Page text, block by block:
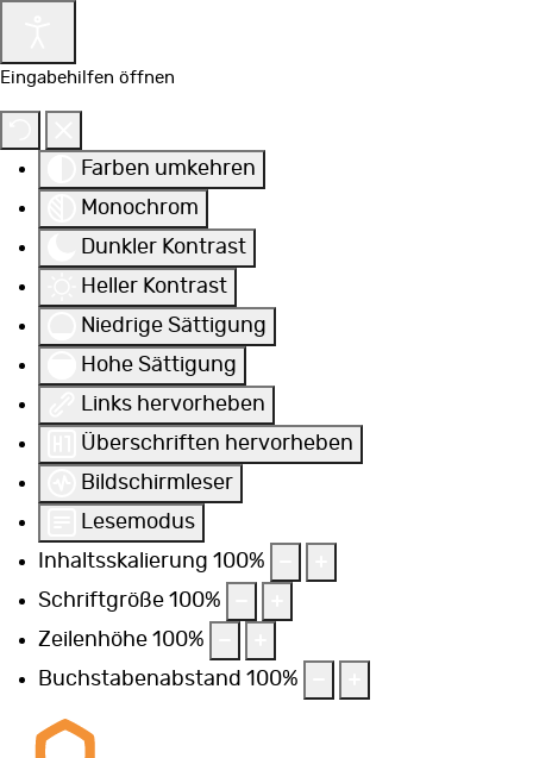
Eingabehilfen öffnen
Farben umkehren
Monochrom
Dunkler Kontrast
Heller Kontrast
Niedrige Sättigung
Hohe Sättigung
Links hervorheben
Überschriften hervorheben
Bildschirmleser
Lesemodus
Inhaltsskalierung 100%
Schriftgröße 100%
Zeilenhöhe 100%
Buchstabenabstand 100%